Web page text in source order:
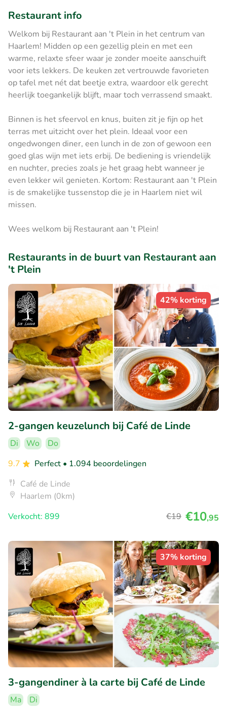
Restaurant info
Welkom bij Restaurant aan 't Plein in het centrum van
Haarlem! Midden op een gezellig plein en met een
warme, relaxte sfeer waar je zonder moeite aanschuift
voor iets lekkers. De keuken zet vertrouwde favorieten
op tafel met nét dat beetje extra, waardoor elk gerecht
heerlijk toegankelijk blijft, maar toch verrassend smaakt.
Binnen is het sfeervol en knus, buiten zit je fijn op het
terras met uitzicht over het plein. Ideaal voor een
ongedwongen diner, een lunch in de zon of gewoon een
goed glas wijn met iets erbij. De bediening is vriendelijk
en nuchter, precies zoals je het graag hebt wanneer je
even lekker wil genieten. Kortom: Restaurant aan 't Plein
is de smakelijke tussenstop die je in Haarlem niet wil
missen.
Wees welkom bij Restaurant aan 't Plein!
Restaurants in de buurt van Restaurant aan
't Plein
42% korting
2-gangen keuzelunch bij Café de Linde
Di Wo
Do
9.7
Perfect • 1.094 beoordelingen
Café de Linde
Haarlem (0km)
Verkocht: 899
€19 €10,95
37% korting
3-gangendiner à la carte bij Café de Linde
Ma
Di